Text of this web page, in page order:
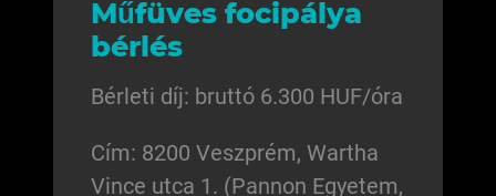
Műfüves focipálya
bérlés
Bérleti díj: bruttó 6.300 HUF/óra
Cím: 8200 Veszprém, Wartha
Vince utca 1. (Pannon Egyetem,